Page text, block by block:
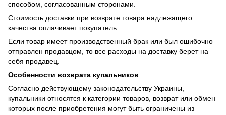
способом, согласованным сторонами.
Стоимость доставки при возврате товара надлежащего
качества оплачивает покупатель.
Если товар имеет производственный брак или был ошибочно
отправлен продавцом, то все расходы на доставку берет на
себя продавец.
Особенности возврата купальников
Согласно действующему законодательству Украины,
купальники относятся к категории товаров, возврат или обмен
которых после приобретения могут быть ограничены из